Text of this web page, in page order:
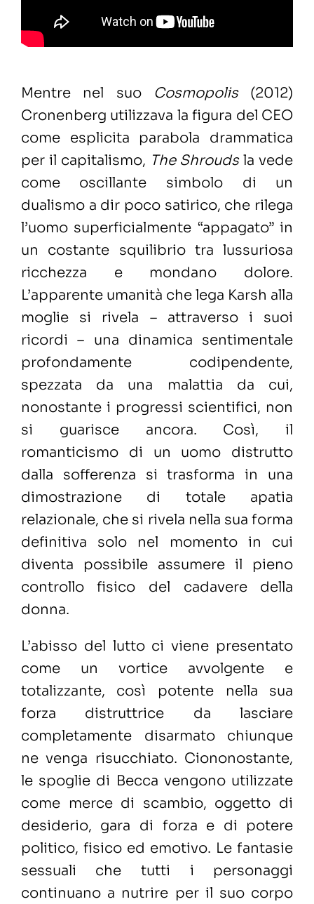
Mentre nel suo Cosmopolis(2012)
Cronenberg utilizzava la figura del CEO
come esplicita parabola drammatica
per il capitalismo, The Shroudsla vede
come oscillante simbolo di un
dualismo a dir poco satirico, che rilega
l’uomo superficialmente “appagato” in
un costante squilibrio tra lussuriosa
ricchezza e mondano dolore.
L’apparente umanità che lega Karsh alla
moglie si rivela – attraverso i suoi
ricordi – una dinamica sentimentale
profondamente codipendente,
spezzata da una malattia da cui,
nonostante i progressi scientifici, non
si guarisce ancora. Così, il
romanticismo di un uomo distrutto
dalla sofferenza si trasforma in una
dimostrazione di totale apatia
relazionale, che si rivela nella sua forma
definitiva solo nel momento in cui
diventa possibile assumere il pieno
controllo fisico del cadavere della
donna.
L’abisso del lutto ci viene presentato
come un vortice avvolgente e
totalizzante, così potente nella sua
forza distruttrice da lasciare
completamente disarmato chiunque
ne venga risucchiato. Ciononostante,
le spoglie di Becca vengono utilizzate
come merce di scambio, oggetto di
desiderio, gara di forza e di potere
politico, fisico ed emotivo. Le fantasie
sessuali che tutti i personaggi
continuano a nutrire per il suo corpo